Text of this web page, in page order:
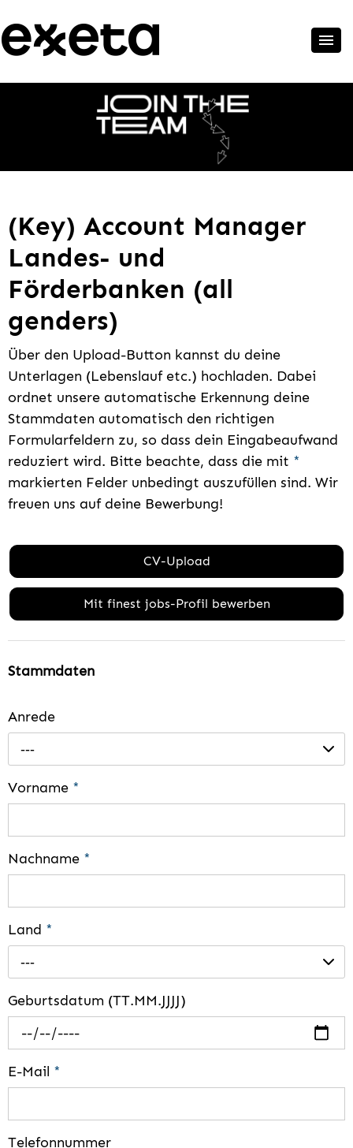
(Key) Account Manager
Landes- und
Förderbanken (all
genders)
Über den Upload-Button kannst du deine
Unterlagen (Lebenslauf etc.) hochladen. Dabei
ordnet unsere automatische Erkennung deine
Stammdaten automatisch den richtigen
Formularfeldern zu, so dass dein Eingabeaufwand
reduziert wird. Bitte beachte, dass die mit *
markierten Felder unbedingt auszufüllen sind. Wir
freuen uns auf deine Bewerbung!
CV-Upload
Mit finest jobs-Profil bewerben
Stammdaten
Anrede
---
Vorname *
Nachname *
Land *
---
Geburtsdatum (TT.MM.JJJJ)
E-Mail *
Telefonnummer